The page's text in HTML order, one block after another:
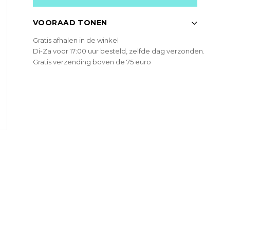
VOORAAD TONEN
Gratis afhalen in de winkel
Di-Za voor 17:00 uur besteld, zelfde dag verzonden.
Gratis verzending boven de 75 euro